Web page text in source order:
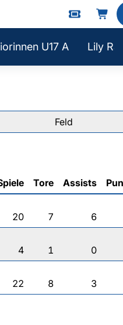
U17 A Lily
Feld
Tore Assists
20 7 6
4 1 0
22 8 3